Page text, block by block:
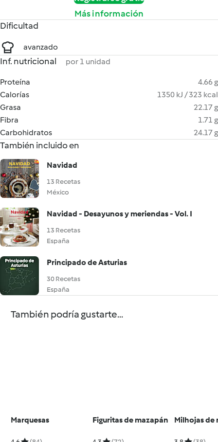
Más información
Dificultad
avanzado
Inf. nutricional por 1 unidad
Proteína
4.66 g
Calorías
1350 kJ / 323 kcal
Grasa
22.17 g
Fibra
1.71 g
Carbohidratos
24.17 g
También incluido en
Navidad
13 Recetas
México
Navidad - Desayunos y meriendas - Vol. I
13 Recetas
España
Principado de Asturias
30 Recetas
España
También podría gustarte...
Marquesas Figuritas de mazapán Milhojas de